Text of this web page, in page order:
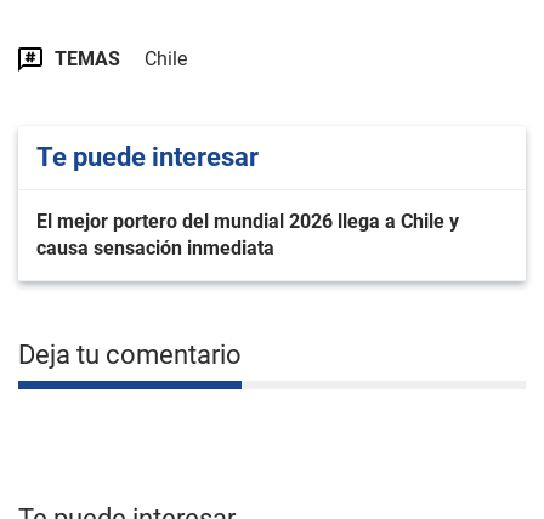
TEMAS Chile
Te puede interesar
El mejor portero del mundial 2026 llega a Chile y
causa sensación inmediata
Deja tu comentario